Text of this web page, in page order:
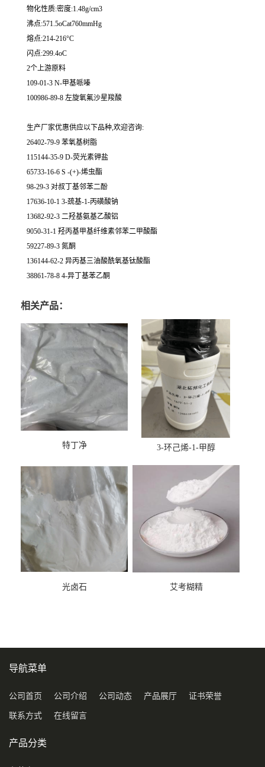
物化性质:密度:1.48g/cm3
沸点:571.5oCat760mmHg
熔点:214-216°C
闪点:299.4oC
2个上游原料
109-01-3 N-甲基哌嗪
100986-89-8 左旋氧氟沙星羧酸
生产厂家优惠供应以下品种,欢迎咨询:
26402-79-9 苯氧基树脂
115144-35-9 D-荧光素钾盐
65733-16-6 S -(+)-烯虫酯
98-29-3 对叔丁基邻苯二酚
17636-10-1 3-巯基-1-丙磺酸钠
13682-92-3 二羟基氨基乙酸铝
9050-31-1 羟丙基甲基纤维素邻苯二甲酸酯
59227-89-3 氮酮
136144-62-2 异丙基三油酸酰氧基钛酸酯
38861-78-8 4-异丁基苯乙酮
相关产品：
特丁净 3-环己烯-1-甲醇
光卤石 艾考糊精
导航菜单
公司首页 公司介绍 公司动态 产品展厅 证书荣誉
联系方式 在线留言
产品分类